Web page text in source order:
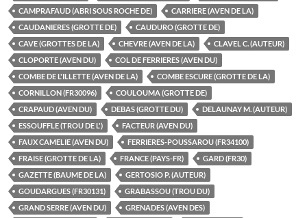
CAMPRAFAUD (ABRI SOUS ROCHE DE)
CARRIERE (AVEN DE LA)
CAUDANIERES (GROTTE DE)
CAUDURO (GROTTE DE)
CAVE (GROTTES DE LA)
CHEVRE (AVEN DE LA)
CLAVEL C. (AUTEUR)
CLOPORTE (AVEN DU)
COL DE FERRIERES (AVEN DU)
COMBE DE L'ILLETTE (AVEN DE LA)
COMBE ESCURE (GROTTE DE LA)
CORNILLON (FR30096)
COULOUMA (GROTTE DE)
CRAPAUD (AVEN DU)
DEBAS (GROTTE DU)
DELAUNAY M. (AUTEUR)
ESSOUFFLE (TROU DE L')
FACTEUR (AVEN DU)
FAUX CAMELIE (AVEN DU)
FERRIERES-POUSSAROU (FR34100)
FRAISE (GROTTE DE LA)
FRANCE (PAYS-FR)
GARD (FR30)
GAZETTE (BAUME DE LA)
GERTOSIO P. (AUTEUR)
GOUDARGUES (FR30131)
GRABASSOU (TROU DU)
GRAND SERRE (AVEN DU)
GRENADES (AVEN DES)